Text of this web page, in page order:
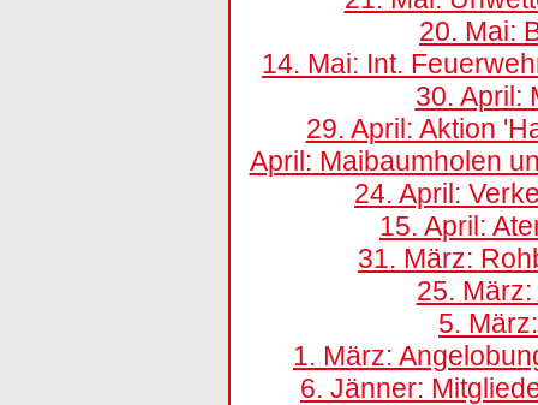
20. Mai:
14. Mai: Int.
30. April:
29. April: Aktion
April: Maibaumholen
24. April:
15. April:
31. März:
25.
5.
1. März:
6. Jänner: